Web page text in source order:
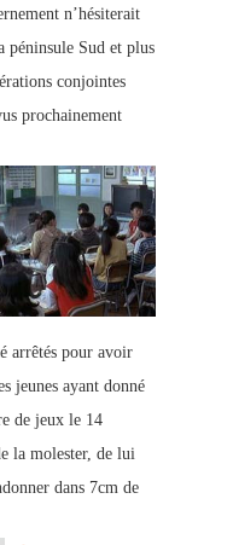
n’hésiterait
péninsule Sud et plus
conjointes
prochainement
arrêtés pour avoir
jeunes ayant donné
de jeux le 14
la molester, de lui
dans 7cm de